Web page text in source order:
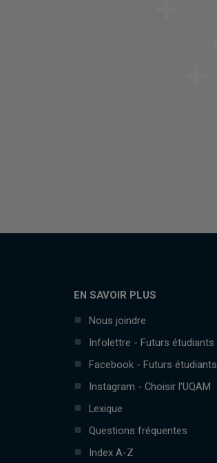
EN SAVOIR PLUS
Nous joindre
Infolettre - Futurs étudiants
Facebook - Futurs étudiants
Instagram - Choisir l'UQAM
Lexique
Questions fréquentes
Index A-Z